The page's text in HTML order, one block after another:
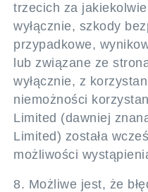
trzecich za
wyłącznie, szkody
przypadkowe,
lub związane ze
wyłącznie, z
niemożności
Limited (dawniej
Limited) została
możliwości
8. Możliwe jest, że